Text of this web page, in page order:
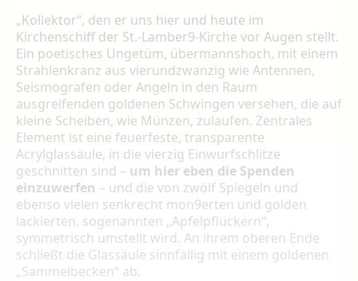
„Kollektor“, den er uns hier und heute im
Kirchenschiﬀ der St.-Lamber9-Kirche vor Augen stellt.
Ein poetisches Ungetüm, übermannshoch, mit einem
Strahlenkranz aus vierundzwanzig wie Antennen,
Seismografen oder Angeln in den Raum
ausgreifenden goldenen Schwingen versehen, die auf
kleine Scheiben, wie Münzen, zulaufen. Zentrales
Element ist eine feuerfeste, transparente
Acrylglassäule, in die vierzig Einwurfschlitze
geschnitten sind – um hier eben die Spenden
einzuwerfen – und die von zwölf Spiegeln und
ebenso vielen senkrecht mon9erten und golden
lackierten, sogenannten „Apfelpﬂückern“,
symmetrisch umstellt wird. An ihrem oberen Ende
schließt die Glassäule sinnfällig mit einem goldenen
„Sammelbecken“ ab.